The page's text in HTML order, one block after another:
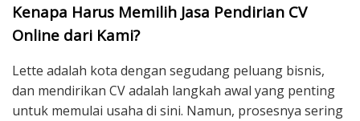
Kenapa Harus Memilih Jasa Pendirian CV
Online dari Kami?
Lette adalah kota dengan segudang peluang bisnis,
dan mendirikan CV adalah langkah awal yang penting
untuk memulai usaha di sini. Namun, prosesnya sering